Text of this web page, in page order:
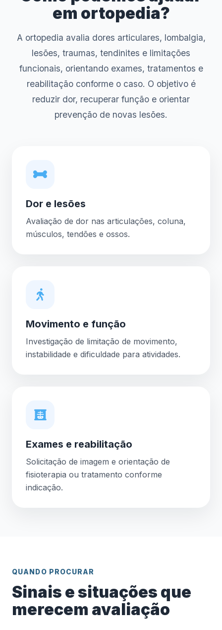
em ortopedia?
A ortopedia avalia dores articulares, lombalgia,
lesões, traumas, tendinites e limitações
funcionais, orientando exames, tratamentos e
reabilitação conforme o caso. O objetivo é
reduzir dor, recuperar função e orientar
prevenção de novas lesões.
Dor e lesões
Avaliação de dor nas articulações, coluna,
músculos, tendões e ossos.
Movimento e função
Investigação de limitação de movimento,
instabilidade e dificuldade para atividades.
Exames e reabilitação
Solicitação de imagem e orientação de
fisioterapia ou tratamento conforme
indicação.
QUANDO PROCURAR
Sinais e situações que
merecem avaliação